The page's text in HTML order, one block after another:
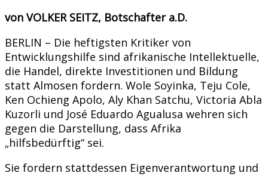
von VOLKER SEITZ, Botschafter a.D.
BERLIN – Die heftigsten Kritiker von
Entwicklungshilfe sind afrikanische Intellektuelle,
die Handel, direkte Investitionen und Bildung
statt Almosen fordern. Wole Soyinka, Teju Cole,
Ken Ochieng Apolo, Aly Khan Satchu, Victoria Abla
Kuzorli und José Eduardo Agualusa wehren sich
gegen die Darstellung, dass Afrika
„hilfsbedürftig“ sei.
Sie fordern stattdessen Eigenverantwortung und